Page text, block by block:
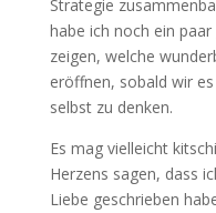
Strategie
habe ich noch ein
zeigen, welche
eröffnen, sobald wir
selbst zu denken.
Es mag vielleicht
Herzens sagen, dass
Liebe geschrieben